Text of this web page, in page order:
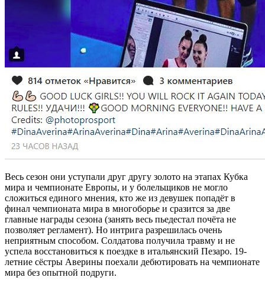
Весь сезон они уступали друг другу золото на этапах Кубка
мира и чемпионате Европы, и у болельщиков не могло
сложиться единого мнения, кто же из девушек попадёт в
финал чемпионата мира в многоборье и сразится за две
главные награды сезона (занять весь пьедестал почёта не
позволяет регламент). Но интрига разрешилась очень
неприятным способом. Солдатова получила травму и не
успела восстановиться к поездке в итальянский Пезаро. 19-
летние сёстры Аверины поехали дебютировать на чемпионате
мира без опытной подруги.